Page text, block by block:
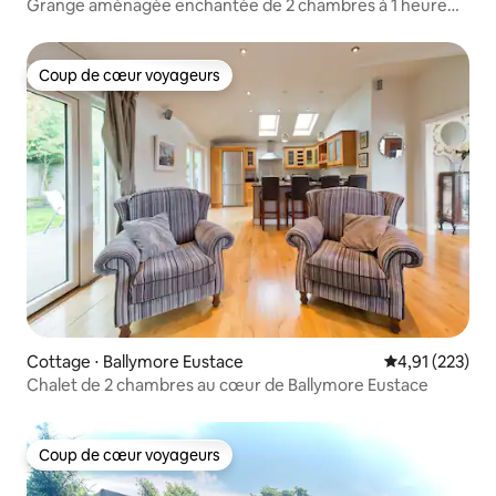
Grange aménagée enchantée de 2 chambres à 1 heure
Coup de cœur voyageurs
Coup de cœur voyageurs
Cottage ⋅ Ballymore Eustace Évaluation
4,91 (223)
Chalet de 2 chambres au cœur de Ballymore Eustace
Coup de cœur voyageurs
Coup de cœur voyageurs